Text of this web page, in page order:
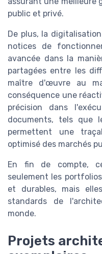
public et privé.
De plus, la
notices de
avancée dans la
partagées entre les
maître d'œuvre au
conséquence une
précision dans
documents, tels que
permettent une
optimisé des marchés
En fin de compte,
seulement les
et durables, mais
standards de
monde.
Projets